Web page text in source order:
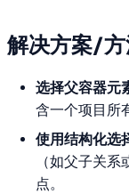
解决方案/
选择父容器元
含一个项目所
使用结构化选
（如父子关
点。